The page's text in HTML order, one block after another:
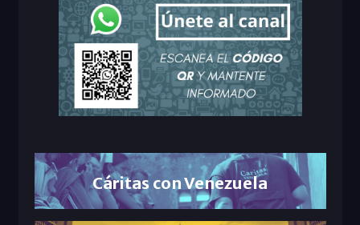
Cáritas con Venezuela